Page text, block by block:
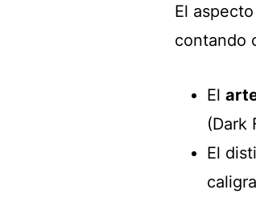
El
contando
El
(Dark
El